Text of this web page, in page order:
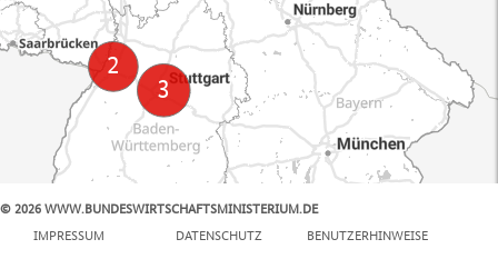
© 2026 WWW.BUNDESWIRTSCHAFTSMINISTERIUM.DE
IMPRESSUM
DATENSCHUTZ BENUTZERHINWEISE